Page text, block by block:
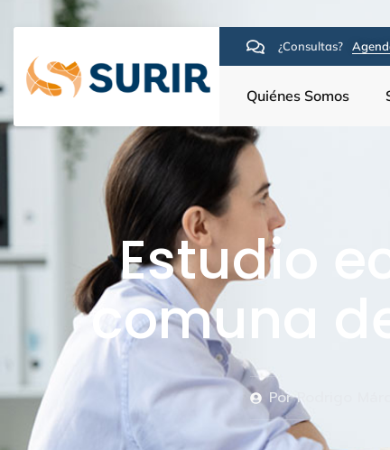
¿Consultas?
Quiénes Somos
Estudio
comuna
PorRodrigo